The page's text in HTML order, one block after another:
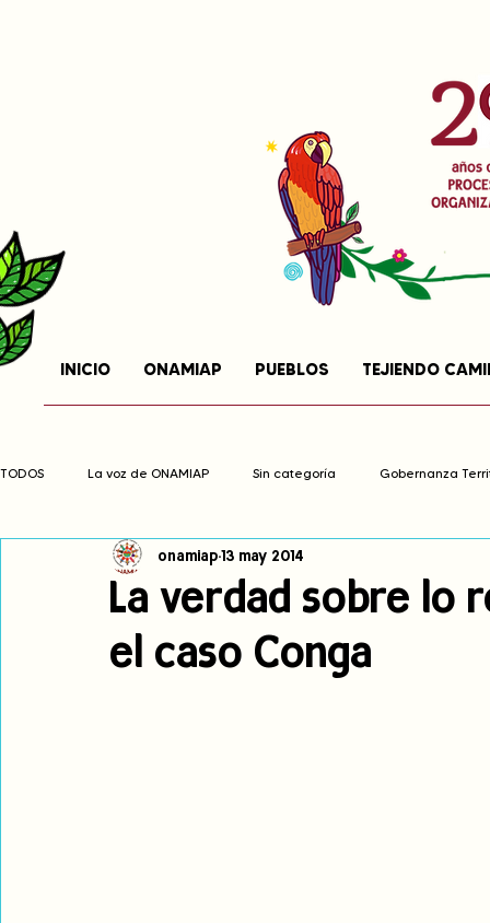
INICIO ONAMIAP PUEBLOS TEJIENDO
TODOS La voz de ONAMIAP Sin categoría Gobernanza
Cambio climático Navegador indígena
Pronunciamientos Observatorio de consulta previa
La verdad sobre lo
el caso Conga
onamiap 13 may 2014